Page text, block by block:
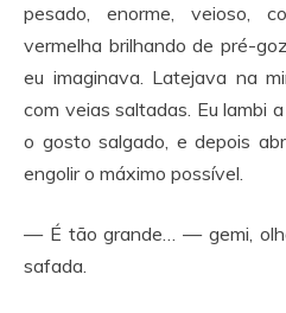
pesado, enorme, veioso,
vermelha brilhando de pré-
eu imaginava. Latejava na
com veias saltadas. Eu lambi
o gosto salgado, e depois
engolir o máximo possível.
— É tão grande… — gemi,
safada.